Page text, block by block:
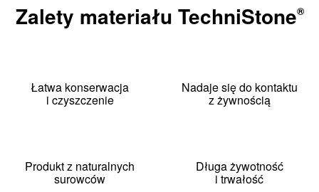
Zalety materiału TechniStone®
Łatwa konserwacja
i czyszczenie
Nadaje się do kontaktu
z żywnością
Produkt z naturalnych
surowców
Długa żywotność
i trwałość